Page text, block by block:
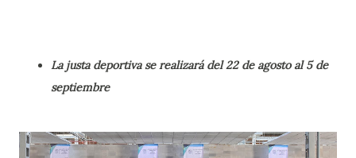
La justa deportiva se realizará del 22 de agosto al 5 de
septiembre